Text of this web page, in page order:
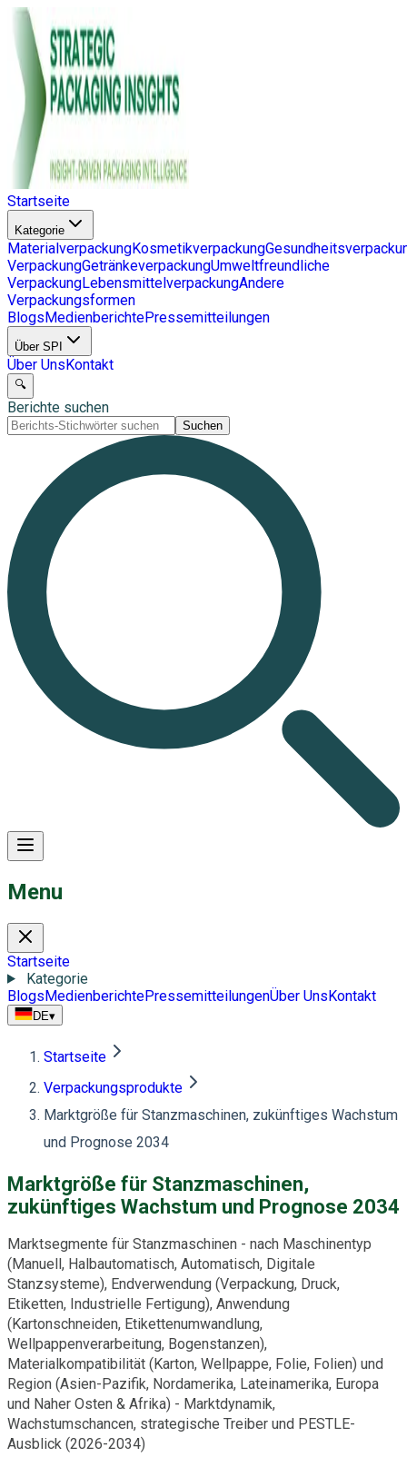
Startseite
Kategorie
MaterialverpackungKosmetikverpackung
VerpackungGetränkeverpackungUmweltfreundliche
VerpackungLebensmittelverpackungAndere
Verpackungsformen
BlogsMedienberichtePressemitteilungen
Über SPI
Über UnsKontakt
🔍
Berichte suchen
Suchen
Menu
Startseite
Kategorie
BlogsMedienberichtePressemitteilungenÜber UnsKontakt
DE▾
Startseite
Verpackungsprodukte
Marktgröße für Stanzmaschinen, zukünftiges Wachstum
und Prognose 2034
Marktgröße für Stanzmaschinen,
zukünftiges Wachstum und Prognose 2034
Marktsegmente für Stanzmaschinen - nach Maschinentyp
(Manuell, Halbautomatisch, Automatisch, Digitale
Stanzsysteme), Endverwendung (Verpackung, Druck,
Etiketten, Industrielle Fertigung), Anwendung
(Kartonschneiden, Etikettenumwandlung,
Wellpappenverarbeitung, Bogenstanzen),
Materialkompatibilität (Karton, Wellpappe, Folie, Folien) und
Region (Asien-Pazifik, Nordamerika, Lateinamerika, Europa
und Naher Osten & Afrika) - Marktdynamik,
Wachstumschancen, strategische Treiber und PESTLE-
Ausblick (2026-2034)